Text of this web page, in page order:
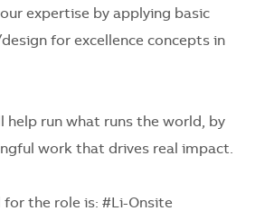
expertise by applying basic
for excellence concepts in
help run what runs the world, by
work that drives real impact.
for the role is: #Li-Onsite